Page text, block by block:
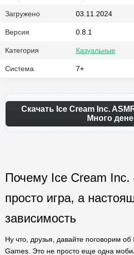
Загружено 03.11.2024
Версия 0.8.1
Категория Казуальные
Система 7+
Скачать Ice Cream Inc.
Много
Почему Ice Cream
просто игра, а
зависимость
Ну что, друзья, давайте поговорим
Games. Это не просто еще одна